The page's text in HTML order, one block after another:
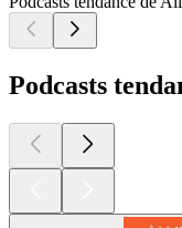
Podcasts